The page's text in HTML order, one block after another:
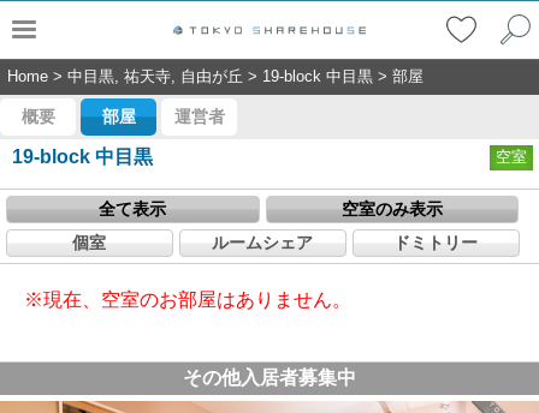
Home > 中目黒, 祐天寺, 自由が丘 > 19-block 中目黒 > 部屋
概要 部屋 運営者
19-block 中目黒 空室
全て表示
空室のみ表示
個室
ルームシェア ドミトリー
※現在、空室のお部屋はありません。
その他入居者募集中